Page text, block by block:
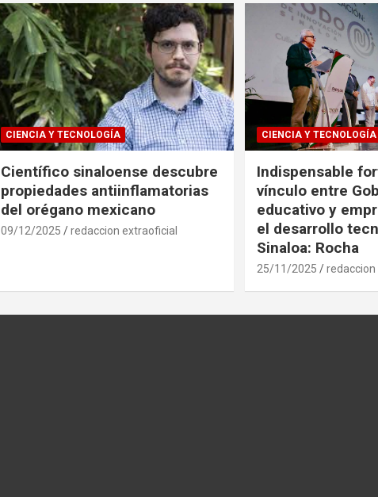
CIENCIA Y TECNOLOGÍA
Científico sinaloense descubre
propiedades antiinflamatorias
del orégano mexicano
09/12/2025 redaccion extraoficial
CIENCIA Y TECNOLOGÍA
Indispensable
vínculo entre
educativo y
el desarrollo
Sinaloa: Rocha
25/11/2025 redaccion